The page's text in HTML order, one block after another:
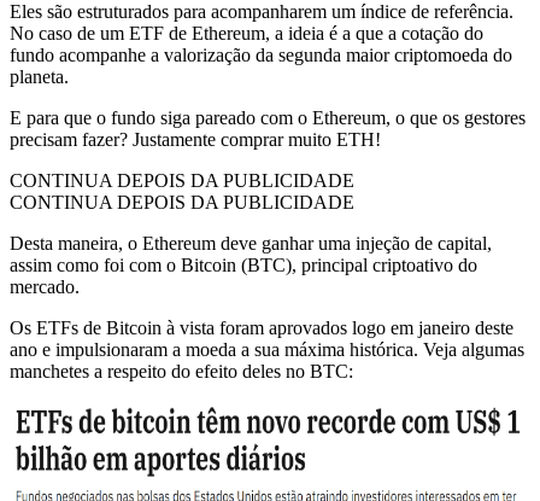
Eles são estruturados para acompanharem um índice de referência.
No caso de um ETF de Ethereum, a ideia é a que a cotação do
fundo acompanhe a valorização da segunda maior criptomoeda do
planeta.
E para que o fundo siga pareado com o Ethereum, o que os gestores
precisam fazer? Justamente comprar muito ETH!
CONTINUA DEPOIS DA PUBLICIDADE
CONTINUA DEPOIS DA PUBLICIDADE
Desta maneira, o Ethereum deve ganhar uma injeção de capital,
assim como foi com o Bitcoin (BTC), principal criptoativo do
mercado.
Os ETFs de Bitcoin à vista foram aprovados logo em janeiro deste
ano e impulsionaram a moeda a sua máxima histórica. Veja algumas
manchetes a respeito do efeito deles no BTC: